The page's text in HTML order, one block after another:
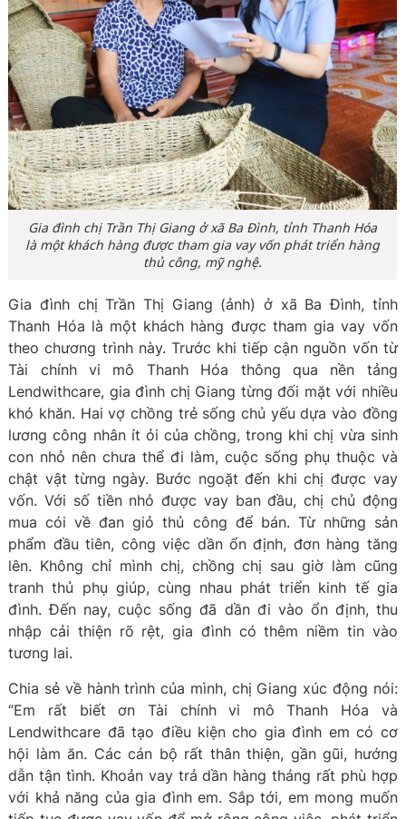
Gia đình chị Trần Thị Giang ở xã Ba Đình, tỉnh Thanh Hóa
là một khách hàng được tham gia vay vốn phát triển hàng
thủ công, mỹ nghệ.
Gia đình chị Trần Thị Giang (ảnh) ở xã Ba Đình, tỉnh
Thanh Hóa là một khách hàng được tham gia vay vốn
theo chương trình này. Trước khi tiếp cận nguồn vốn từ
Tài chính vi mô Thanh Hóa thông qua nền tảng
Lendwithcare, gia đình chị Giang từng đối mặt với nhiều
khó khăn. Hai vợ chồng trẻ sống chủ yếu dựa vào đồng
lương công nhân ít ỏi của chồng, trong khi chị vừa sinh
con nhỏ nên chưa thể đi làm, cuộc sống phụ thuộc và
chật vật từng ngày. Bước ngoặt đến khi chị được vay
vốn. Với số tiền nhỏ được vay ban đầu, chị chủ động
mua cói về đan giỏ thủ công để bán. Từ những sản
phẩm đầu tiên, công việc dần ổn định, đơn hàng tăng
lên. Không chỉ mình chị, chồng chị sau giờ làm cũng
tranh thủ phụ giúp, cùng nhau phát triển kinh tế gia
đình. Đến nay, cuộc sống đã dần đi vào ổn định, thu
nhập cải thiện rõ rệt, gia đình có thêm niềm tin vào
tương lai.
Chia sẻ về hành trình của mình, chị Giang xúc động nói:
“Em rất biết ơn Tài chính vi mô Thanh Hóa và
Lendwithcare đã tạo điều kiện cho gia đình em có cơ
hội làm ăn. Các cán bộ rất thân thiện, gần gũi, hướng
dẫn tận tình. Khoản vay trả dần hàng tháng rất phù hợp
với khả năng của gia đình em. Sắp tới, em mong muốn